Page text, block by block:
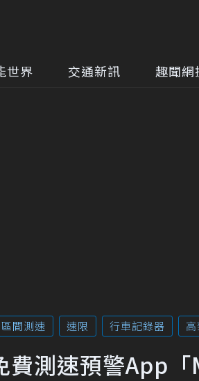
世界 交通新訊 趣聞網
區間測速 速限 行車記錄器
測速預警App「